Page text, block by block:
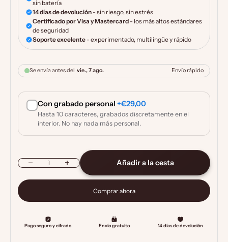
Con grabado personal +€29,00
Hasta 10 caracteres, grabados discretamente en el
interior. No hay nada más personal.
Reducir cantidadAumentar cantidad Añadir a la cesta
Comprar ahora